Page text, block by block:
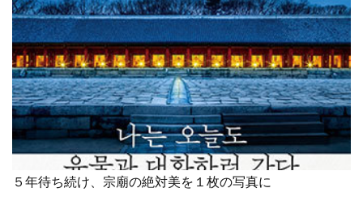
５年待ち続け、宗廟の絶対美を１枚の写真に